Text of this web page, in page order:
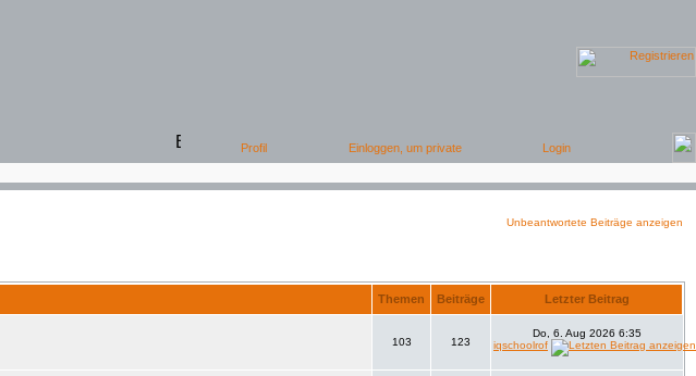
Unbeantwortete Beiträge anzeigen
Themen Beiträge Letzter Beitrag
103 123
Do, 6. Aug 2026 6:35
iqschoolrof